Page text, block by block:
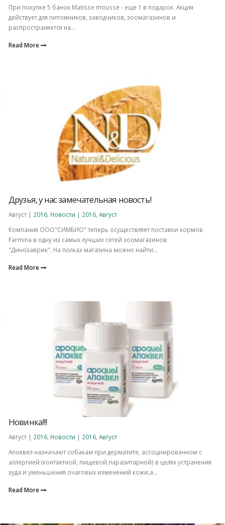
При покупке 5 банок Matisse mousse - еще 1 в подарок. Акция
действует для питомников, заводчиков, зоомагазинов и
распространяется на...
Read More
Друзья, у нас замечательная новость!
Август | 2016 Новости | 2016 Август
Компания ООО"СИМБИО" теперь осуществляет поставки кормов
Farmina в одну из самых лучших сетей зоомагазинов
"Динозаврик". На полках магазина можно найти...
Read More
Новинка!!!
Август | 2016 Новости | 2016 Август
Апоквел назначают собакам при дерматите, ассоциированном с
аллергией (контактной, пищевой,паразитарной) в целях устранения
зуда и уменьшения очаговых изменений кожи,а...
Read More